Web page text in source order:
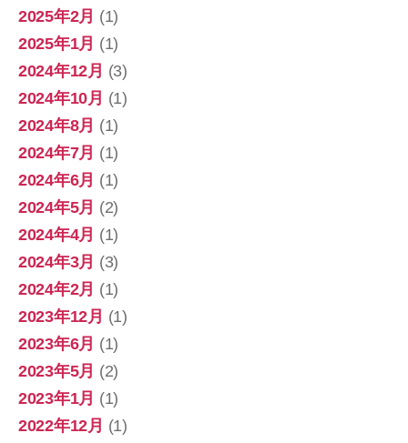
2025年2月 (1)
2025年1月 (1)
2024年12月 (3)
2024年10月 (1)
2024年8月 (1)
2024年7月 (1)
2024年6月 (1)
2024年5月 (2)
2024年4月 (1)
2024年3月 (3)
2024年2月 (1)
2023年12月 (1)
2023年6月 (1)
2023年5月 (2)
2023年1月 (1)
2022年12月 (1)